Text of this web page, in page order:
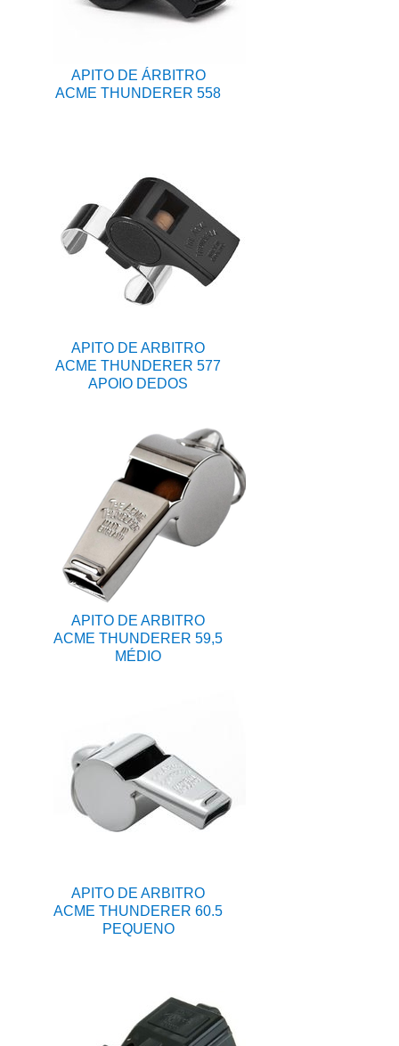
APITO DE ÁRBITRO
ACME THUNDERER 558
APITO DE ARBITRO
ACME THUNDERER 577
APOIO DEDOS
APITO DE ARBITRO
ACME THUNDERER 59,5
MÉDIO
APITO DE ARBITRO
ACME THUNDERER 60.5
PEQUENO